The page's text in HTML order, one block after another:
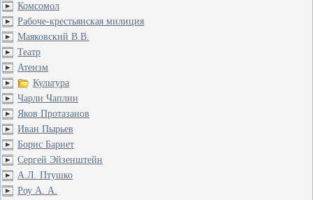
Комсомол
Рабоче-крестьянская милиция
Маяковский В.В.
Театр
Атеизм
Культура
Чарли Чаплин
Яков Протазанов
Иван Пырьев
Борис Барнет
Сергей Эйзенштейн
А.Л. Птушко
Роу А. А.